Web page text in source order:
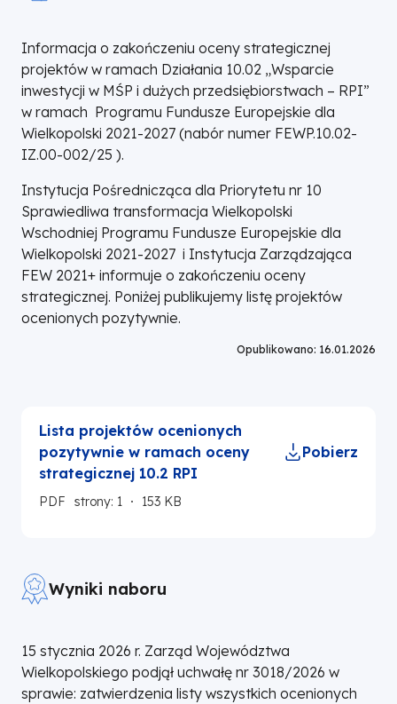
Informacja o zakończeniu oceny strategicznej
projektów w ramach Działania 10.02 „Wsparcie
inwestycji w MŚP i dużych przedsiębiorstwach – RPI”
w ramach Programu Fundusze Europejskie dla
Wielkopolski 2021-2027 (nabór numer FEWP.10.02-
IZ.00-002/25 ).
Instytucja Pośrednicząca dla Priorytetu nr 10
Sprawiedliwa transformacja Wielkopolski
Wschodniej Programu Fundusze Europejskie dla
Wielkopolski 2021-2027 i Instytucja Zarządzająca
FEW 2021+ informuje o zakończeniu oceny
strategicznej. Poniżej publikujemy listę projektów
ocenionych pozytywnie.
Opublikowano: 16.01.2026
Lista projektów ocenionych
pozytywnie w ramach oceny
strategicznej 10.2 RPI
Pobierz
PDF strony: 1 153 KB
Wyniki naboru
15 stycznia 2026 r. Zarząd Województwa
Wielkopolskiego podjął uchwałę nr 3018/2026 w
sprawie: zatwierdzenia listy wszystkich ocenionych